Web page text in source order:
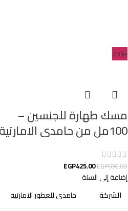
-29%
مسك طهارة للجنسين –
100مل من حامدى الامارتية
EGP600.00
EGP425.00
إضافة إلى السلة
الشركة
حامدى للعطور الامارتية